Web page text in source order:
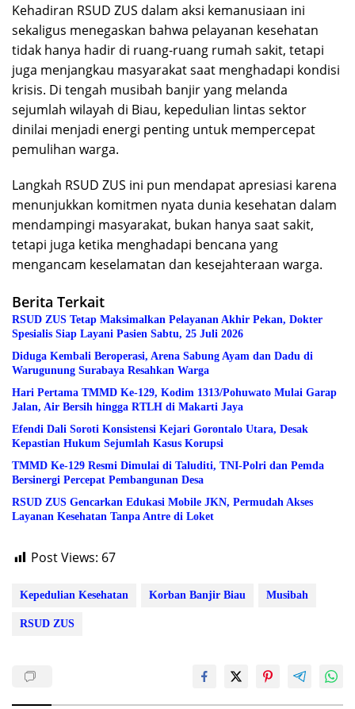
Kehadiran RSUD ZUS dalam aksi kemanusiaan ini
sekaligus menegaskan bahwa pelayanan kesehatan
tidak hanya hadir di ruang-ruang rumah sakit, tetapi
juga menjangkau masyarakat saat menghadapi kondisi
krisis. Di tengah musibah banjir yang melanda
sejumlah wilayah di Biau, kepedulian lintas sektor
dinilai menjadi energi penting untuk mempercepat
pemulihan warga.
Langkah RSUD ZUS ini pun mendapat apresiasi karena
menunjukkan komitmen nyata dunia kesehatan dalam
mendampingi masyarakat, bukan hanya saat sakit,
tetapi juga ketika menghadapi bencana yang
mengancam keselamatan dan kesejahteraan warga.
Berita Terkait
RSUD ZUS Tetap Maksimalkan Pelayanan Akhir Pekan, Dokter
Spesialis Siap Layani Pasien Sabtu, 25 Juli 2026
Diduga Kembali Beroperasi, Arena Sabung Ayam dan Dadu di
Warugunung Surabaya Resahkan Warga
Hari Pertama TMMD Ke-129, Kodim 1313/Pohuwato Mulai Garap
Jalan, Air Bersih hingga RTLH di Makarti Jaya
Efendi Dali Soroti Konsistensi Kejari Gorontalo Utara, Desak
Kepastian Hukum Sejumlah Kasus Korupsi
TMMD Ke-129 Resmi Dimulai di Taluditi, TNI-Polri dan Pemda
Bersinergi Percepat Pembangunan Desa
RSUD ZUS Gencarkan Edukasi Mobile JKN, Permudah Akses
Layanan Kesehatan Tanpa Antre di Loket
Post Views: 67
Kepedulian Kesehatan Korban Banjir Biau Musibah
RSUD ZUS